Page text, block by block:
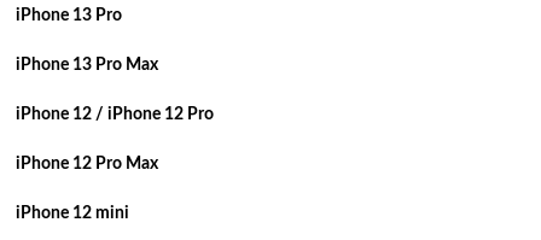
iPhone 13 Pro
iPhone 13 Pro Max
iPhone 12 / iPhone 12 Pro
iPhone 12 Pro Max
iPhone 12 mini